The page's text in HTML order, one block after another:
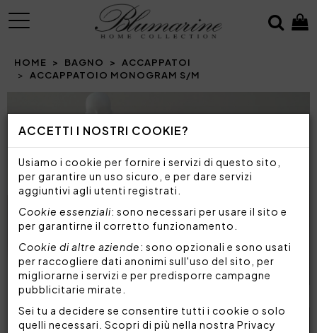
ACCETTI I NOSTRI COOKIE?
Usiamo i cookie per fornire i servizi di questo sito,
per garantire un uso sicuro, e per dare servizi
aggiuntivi agli utenti registrati.
Cookie essenziali: sono necessari per usare il sito e
per garantirne il corretto funzionamento.
Cookie di altre aziende: sono opzionali e sono usati
per raccogliere dati anonimi sull'uso del sito, per
migliorarne i servizi e per predisporre campagne
pubblicitarie mirate.
Sei tu a decidere se consentire tutti i cookie o solo
quelli necessari. Scopri di più nella nostra Privacy
MENU
HOME BAGNO
ACCAPPATOI
ACCAPPATOIO MONOGRAM S/M
Prev